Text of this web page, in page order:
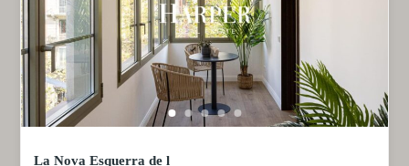
La Nova Esquerra de l